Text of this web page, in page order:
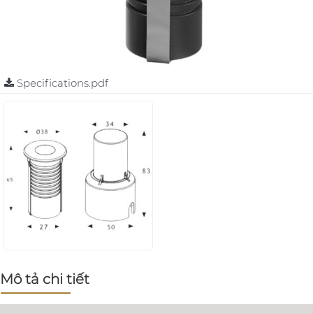
Specifications.pdf
Mô tả chi tiết